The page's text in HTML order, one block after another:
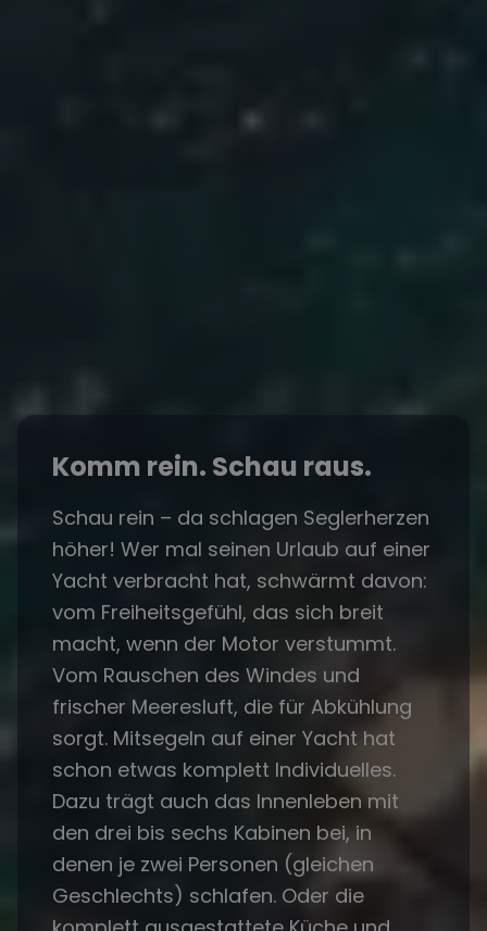
Komm rein. Schau raus.
Schau rein – da schlagen Seglerherzen
höher! Wer mal seinen Urlaub auf einer
Yacht verbracht hat, schwärmt davon:
vom Freiheitsgefühl, das sich breit
macht, wenn der Motor verstummt.
Vom Rauschen des Windes und
frischer Meeresluft, die für Abkühlung
sorgt. Mitsegeln auf einer Yacht hat
schon etwas komplett Individuelles.
Dazu trägt auch das Innenleben mit
den drei bis sechs Kabinen bei, in
denen je zwei Personen (gleichen
Geschlechts) schlafen. Oder die